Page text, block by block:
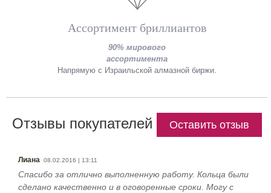
Ассортимент бриллиантов
90% мирового
ассортимента
Напрямую с Израильской алмазной биржи.
Отзывы покупателей Оставить отзыв
Лиана 08.02.2016 | 13:11
Спасибо за отлично выполненную работу. Кольца были
сделано качественно и в оговоренные сроки. Могу с